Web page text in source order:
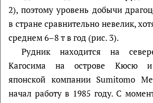
2), поэтому уровень добычи
в стране сравнительно невелик,
среднем 6–8 т в год (рис. 3).
Рудник находится на
Кагосима на острове Кюсю и
японской компании Sumitomo
начал работу в 1985 году. С